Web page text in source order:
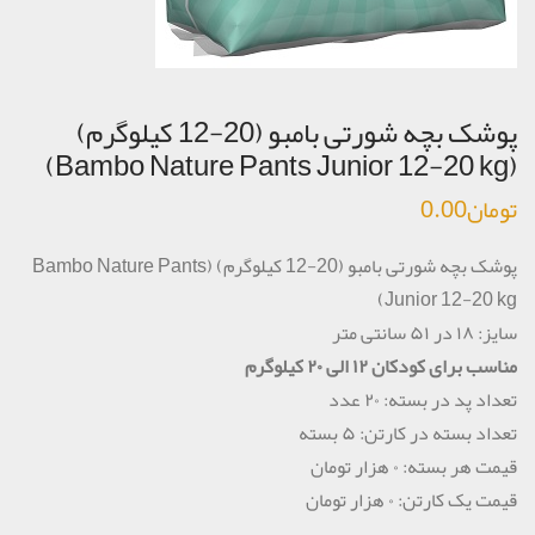
پوشک بچه شورتی بامبو (20-12 کیلوگرم)
(Bambo Nature Pants Junior 12-20 kg)
تومان0.00
پوشک بچه شورتی بامبو (20-12 کیلوگرم) (Bambo Nature Pants
Junior 12-20 kg)
سایز: ۱۸ در ۵۱ سانتی متر
مناسب برای کودکان ۱۲ الی ۲۰ کیلوگرم
تعداد پد در بسته: ۲۰ عدد
تعداد بسته در کارتن: ۵ بسته
قیمت هر بسته: ۰ هزار تومان
قیمت یک کارتن: ۰ هزار تومان